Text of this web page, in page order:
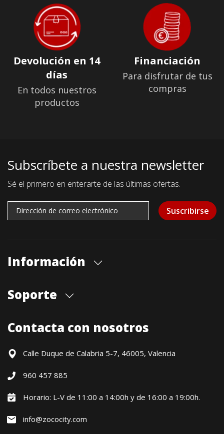
Devolución en 14
días
En todos nuestros
productos
Financiación
Para disfrutar de tus
compras
Subscríbete a nuestra newsletter
Sé el primero en enterarte de las últimas ofertas.
Suscribirse
Información
Cita previa tienda
Contacto
Soporte
Formas de pago
Devoluciones / Garantía
Política precio mínimo garantizado
Financiación CETELEM
Condiciones generales
Contacta con nosotros
Calle Duque de Calabria 5-7, 46005, Valencia
960 457 885
Horario: L-V de 11:00 a 14:00h y de 16:00 a 19:00h.
info@zococity.com